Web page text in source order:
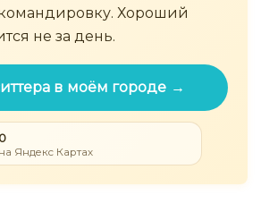
Хороший
не за день.
в моём городе →
Яндекс Картах